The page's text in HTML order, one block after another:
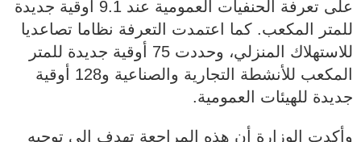
على تعرفة الحنفيات العمومية عند 9.1 أوقية جديدة
للمتر المكعب. كما اعتمدت التعرفة نظاما تصاعديا
للاستهلاك المنزلي، وحددت 75 أوقية جديدة للمتر
المكعب للأنشطة التجارية والصناعية و128 أوقية
جديدة للهيئات العمومية.
وأكدت الوزارة أن هذه المراجعة تهدف إلى توجيه